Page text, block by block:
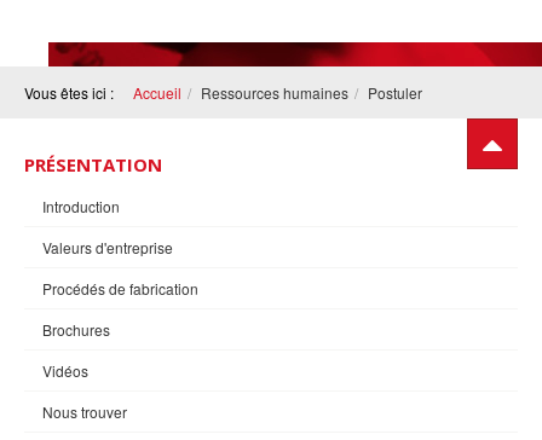
Vous êtes ici : Accueil Ressources humaines Postuler
PRÉSENTATION
Introduction
Valeurs d'entreprise
Procédés de fabrication
Brochures
Vidéos
Nous trouver